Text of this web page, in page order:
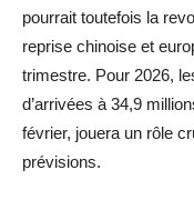
pourrait toutefois la
reprise chinoise et
trimestre. Pour 2026,
d’arrivées à 34,9
février, jouera un rôle
prévisions.